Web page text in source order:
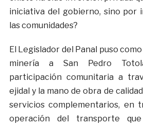
iniciativa del gobierno, sino por
las comunidades?
El Legislador del Panal puso
minería a San Pedro
participación comunitaria a
ejidal y la mano de obra de
servicios complementarios, en
operación del transporte